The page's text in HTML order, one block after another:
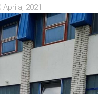
Aprila, 2021